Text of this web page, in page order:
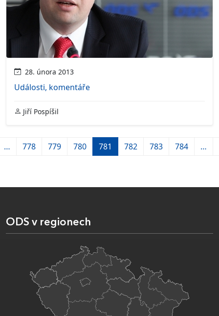
28. února 2013
Události, komentáře
Jiří Pospíšil
… 778 779 780 781 782 783 784 …
ODS v regionech